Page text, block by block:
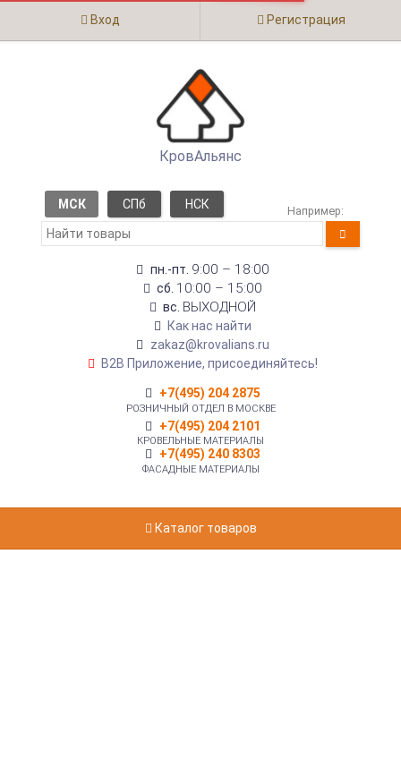
Вход Регистрация
КровАльянс
МСК СПб НСК Например:
пн.-пт. 9:00 – 18:00
сб. 10:00 – 15:00
вс. ВЫХОДНОЙ
Как нас найти
zakaz@krovalians.ru
B2B Приложение, присоединяйтесь!
+7(495) 204 2875
РОЗНИЧНЫЙ ОТДЕЛ В МОСКВЕ
+7(495) 204 2101
КРОВЕЛЬНЫЕ МАТЕРИАЛЫ
+7(495) 240 8303
ФАСАДНЫЕ МАТЕРИАЛЫ
Каталог товаров